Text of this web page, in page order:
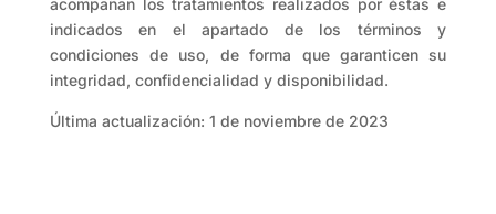
acompañan los tratamientos realizados por éstas e
indicados en el apartado de los términos y
condiciones de uso, de forma que garanticen su
integridad, confidencialidad y disponibilidad.
Última actualización: 1 de noviembre de 2023